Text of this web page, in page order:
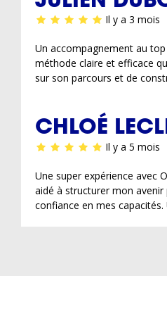
Il y a 3 mois
Un accompagnement au
méthode claire et efficace
sur son parcours et de
CHLOÉ
Il y a 5 mois
Une super expérience avec
aidé à structurer mon
confiance en mes